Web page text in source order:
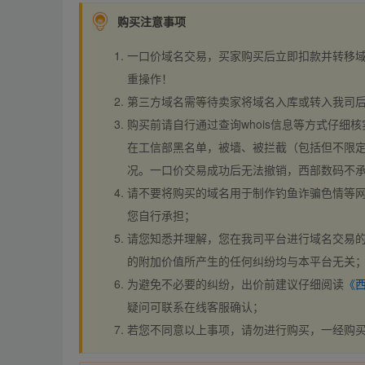
购买注意事项
一口价域名交易，买家购买后立即扣款并转移
重操作！
第三方域名需等待卖家将域名入库或转入我司
购买前请自行通过查询whois信息等方式仔细
在工信部黑名单，被墙、被拦截（包括但不限
况。一口价交易成功后无法撤销，西部数码不
请不要将购买的域名用于制作钓鱼诈骗色情等
您自行承担；
请您知悉并理解，您在我司平台进行域名交易
的附加价值所产生的任何纠纷均与本平台无关
为避免不必要的纠纷，出价前建议仔细阅读 《
疑问可联系在线客服确认；
若您不同意以上事项，请勿进行购买，一经购